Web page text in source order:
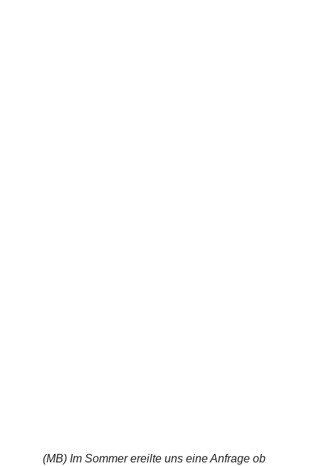
(MB) Im Sommer ereilte uns eine Anfrage ob